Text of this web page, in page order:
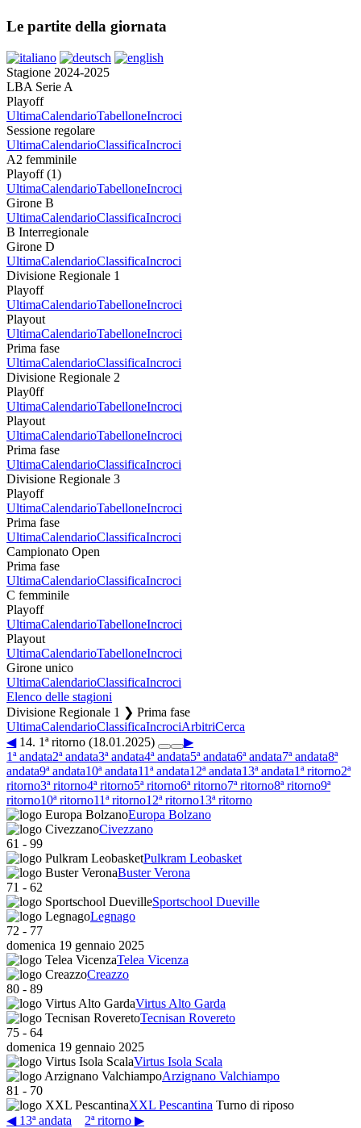
Le partite della giornata
Stagione 2024-2025
LBA Serie A
Playoff
UltimaCalendarioTabelloneIncroci
Sessione regolare
UltimaCalendarioClassificaIncroci
A2 femminile
Playoff (1)
UltimaCalendarioTabelloneIncroci
Girone B
UltimaCalendarioClassificaIncroci
B Interregionale
Girone D
UltimaCalendarioClassificaIncroci
Divisione Regionale 1
Playoff
UltimaCalendarioTabelloneIncroci
Playout
UltimaCalendarioTabelloneIncroci
Prima fase
UltimaCalendarioClassificaIncroci
Divisione Regionale 2
Play0ff
UltimaCalendarioTabelloneIncroci
Playout
UltimaCalendarioTabelloneIncroci
Prima fase
UltimaCalendarioClassificaIncroci
Divisione Regionale 3
Playoff
UltimaCalendarioTabelloneIncroci
Prima fase
UltimaCalendarioClassificaIncroci
Campionato Open
Prima fase
UltimaCalendarioClassificaIncroci
C femminile
Playoff
UltimaCalendarioTabelloneIncroci
Playout
UltimaCalendarioTabelloneIncroci
Girone unico
UltimaCalendarioClassificaIncroci
Elenco delle stagioni
Divisione Regionale 1 ❯ Prima fase
UltimaCalendarioClassificaIncrociArbitriCerca
◀14. 1ª ritorno (18.01.2025)
▶
1ª andata2ª andata3ª andata4ª andata5ª andata6ª andata7ª andata8ª
andata9ª andata10ª andata11ª andata12ª andata13ª andata1ª ritorno2ª
ritorno3ª ritorno4ª ritorno5ª ritorno6ª ritorno7ª ritorno8ª ritorno9ª
ritorno10ª ritorno11ª ritorno12ª ritorno13ª ritorno
Europa Bolzano
Civezzano
61 - 99
Pulkram Leobasket
Buster Verona
71 - 62
Sportschool Dueville
Legnago
72 - 77
domenica 19 gennaio 2025
Telea Vicenza
Creazzo
80 - 89
Virtus Alto Garda
Tecnisan Rovereto
75 - 64
domenica 19 gennaio 2025
Virtus Isola Scala
Arzignano Valchiampo
81 - 70
XXL Pescantina Turno di riposo
◀ 13ª andata
2ª ritorno ▶